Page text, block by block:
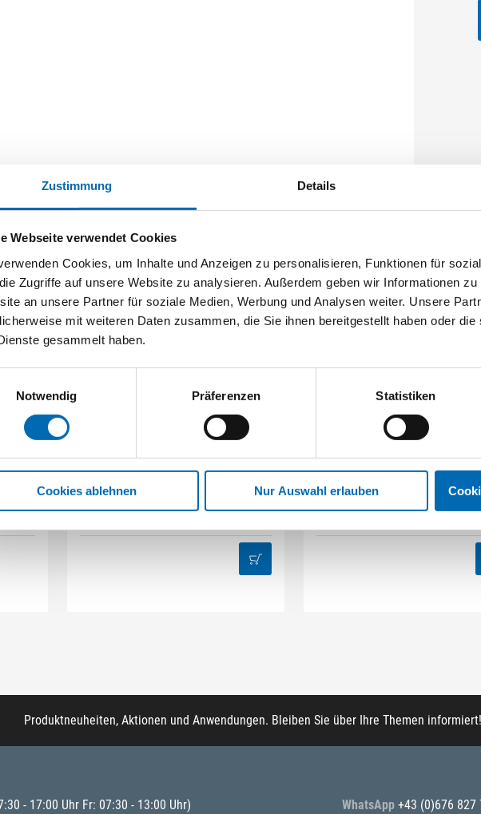
Zustimmung Details
Webseite verwendet Cookies
Cookies, um Inhalte und Anzeigen zu personalisieren, Funktionen für
Zugriffe auf unsere Website zu analysieren. Außerdem geben wir Informationen
an unsere Partner für soziale Medien, Werbung und Analysen weiter. Unsere
mit weiteren Daten zusammen, die Sie ihnen bereitgestellt haben oder
gesammelt haben.
Notwendig
Präferenzen Statistiken
Cookies ablehnen Nur Auswahl erlauben
CT Innenausbau Regal-Set
Produktneuheiten, Aktionen und Anwendungen. Bleiben Sie über Ihre Themen informiert!
- 17:00 Uhr Fr: 07:30 - 13:00 Uhr) WhatsApp +43 (0)676 827